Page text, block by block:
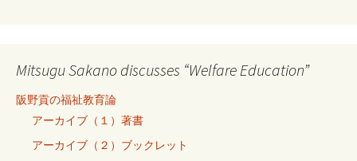
Mitsugu Sakano discusses “Welfare Education”
阪野貢の福祉教育論
アーカイブ（１）著書
アーカイブ（２）ブックレット